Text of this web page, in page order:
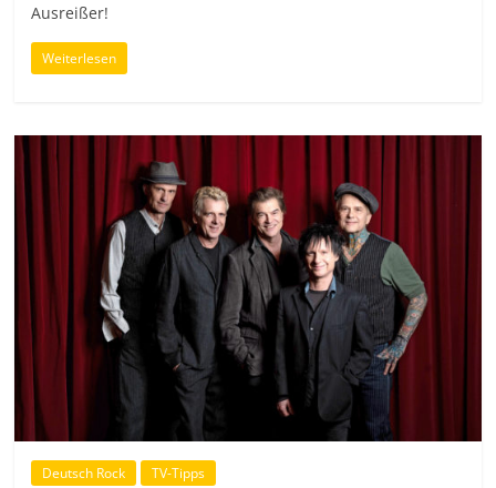
Ausreißer!
Weiterlesen
Deutsch Rock TV-Tipps